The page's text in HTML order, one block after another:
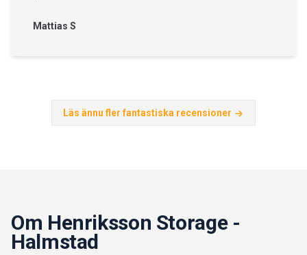
Mattias S
Läs ännu fler fantastiska recensioner
Om Henriksson Storage -
Halmstad